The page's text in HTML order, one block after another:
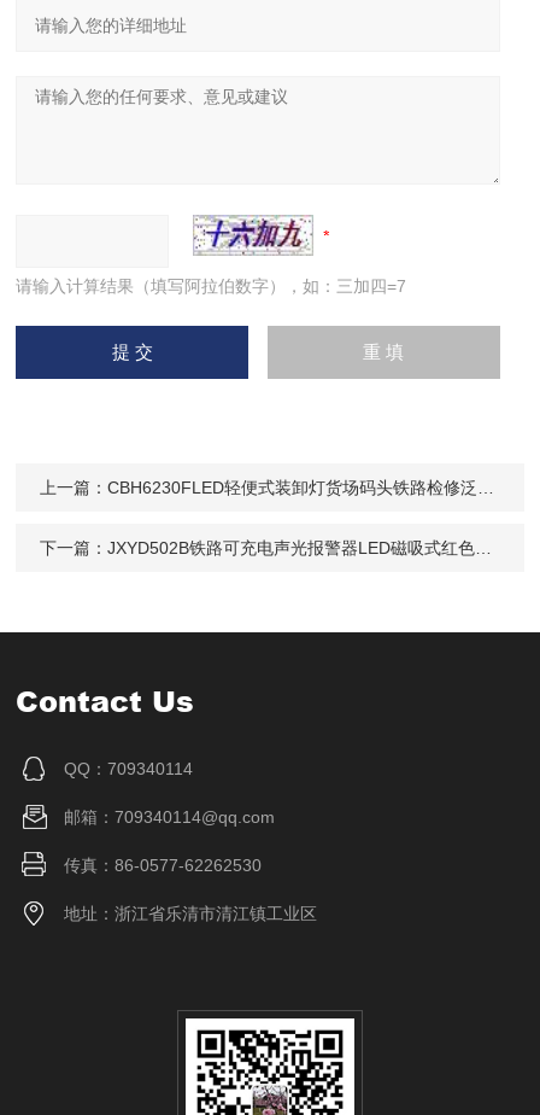
请输入计算结果（填写阿拉伯数字），如：三加四=7
上一篇：CBH6230FLED轻便式装卸灯货场码头铁路检修泛光灯12W
下一篇：JXYD502B铁路可充电声光报警器LED磁吸式红色频闪
Contact Us
QQ：709340114
邮箱：709340114@qq.com
传真：86-0577-62262530
地址：浙江省乐清市清江镇工业区